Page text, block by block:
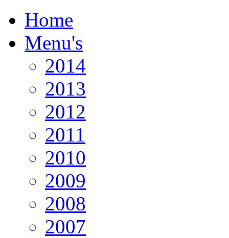
Home
Menu's
2014
2013
2012
2011
2010
2009
2008
2007